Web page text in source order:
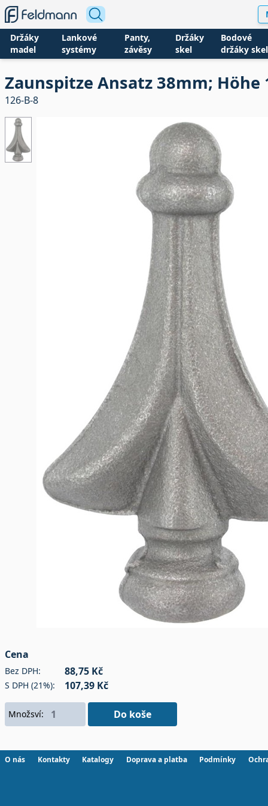
Držáky
madel
Lankové
systémy
Panty,
závěsy
Držáky
skel
Bodové
držáky skel
Zaunspitze Ansatz 38mm; Höhe
126-B-8
Cena
Bez DPH: 88,75 Kč
S DPH (21%): 107,39 Kč
Množsví: Do koše
O nás Kontakty Katalogy Doprava a platba Podmínky